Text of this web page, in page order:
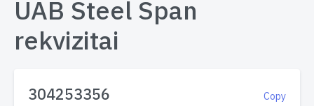
UAB Steel Span
rekvizitai
Copy
304253356